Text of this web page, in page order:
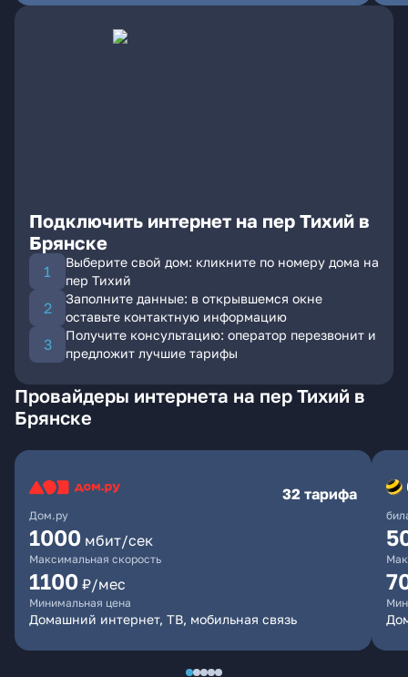
Подключить интернет на пер Тихий в
Брянске
Выберите свой дом: кликните по номеру дома на
пер Тихий
Заполните данные: в открывшемся окне
оставьте контактную информацию
Получите консультацию: оператор перезвонит и
предложит лучшие тарифы
Провайдеры интернета на пер Тихий в
Брянске
Дом.ру
32 тарифа
1000 мбит/сек
Максимальная скорость
1100 ₽/мес
Минимальная цена
Домашний интернет, ТВ, мобильная связь